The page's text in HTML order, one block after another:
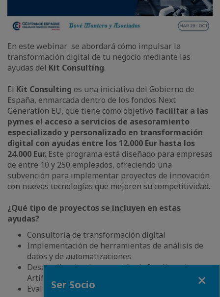
En este webinar se abordará cómo impulsar la
transformación digital de tu negocio mediante las
ayudas del Kit Consulting.
El Kit Consulting es una iniciativa del Gobierno de
España, enmarcada dentro de los fondos Next
Generation EU, que tiene como objetivo facilitar a las
pymes el acceso a servicios de asesoramiento
especializado y personalizado en transformación
digital con ayudas entre los 12.000 Eur hasta los
24.000 Eur. Este programa está diseñado para empresas
de entre 10 y 250 empleados, ofreciendo una
subvención para implementar proyectos de innovación
con nuevas tecnologías que mejoren su competitividad.
¿Qué tipo de proyectos se incluyen en estas
ayudas?
Consultoría de transformación digital
Implementación de herramientas de análisis de
datos y de automatizaciones
Desarrollo e implementación de Inteligencia
Artificial
Evaluaciones en CiberSeguridad
Ser Socio